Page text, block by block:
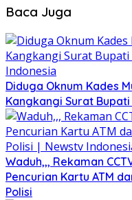
Baca Juga
Diduga Oknum Kades
Kangkangi Surat
Waduh,,, Rekaman
Pencurian Kartu ATM
Polisi